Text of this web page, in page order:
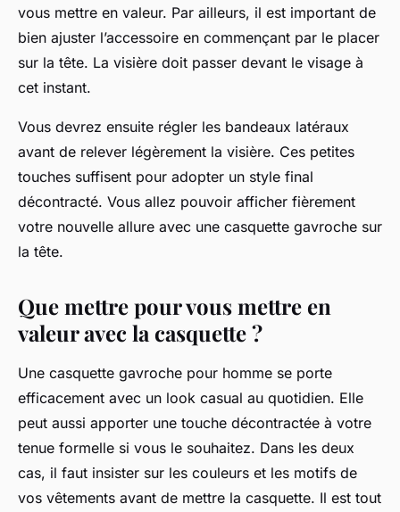
vous mettre en valeur. Par ailleurs, il est important de
bien ajuster l’accessoire en commençant par le placer
sur la tête. La visière doit passer devant le visage à
cet instant.
Vous devrez ensuite régler les bandeaux latéraux
avant de relever légèrement la visière. Ces petites
touches suffisent pour adopter un style final
décontracté. Vous allez pouvoir afficher fièrement
votre nouvelle allure avec une casquette gavroche sur
la tête.
Que mettre pour vous mettre en
valeur avec la casquette ?
Une casquette gavroche pour homme se porte
efficacement avec un look casual au quotidien. Elle
peut aussi apporter une touche décontractée à votre
tenue formelle si vous le souhaitez. Dans les deux
cas, il faut insister sur les couleurs et les motifs de
vos vêtements avant de mettre la casquette. Il est tout